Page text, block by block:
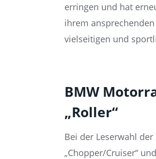
erringen und hat
ihrem
vielseitigen und
BMW
„Roller“
Bei der Leserwahl
„Chopper/Cruiser“